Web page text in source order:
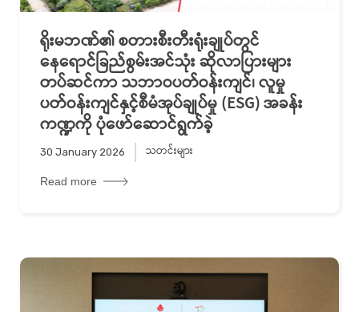
ရိုးမဘဏ်၏ စတားစီးတီးရုံးချုပ်တွင်
နေရောင်ခြည်စွမ်းအင်သုံး ဆိုလာပြားများ
တပ်ဆင်ကာ သဘာဝပတ်ဝန်းကျင်၊ လူမှု
ပတ်ဝန်းကျင်နှင့်စီမံအုပ်ချုပ်မှု (ESG) အခန်း
ကဏ္ဍကို ပုံဖော်ဆောင်ရွက်ခဲ့
30 January 2026 သတင်းများ
Read more